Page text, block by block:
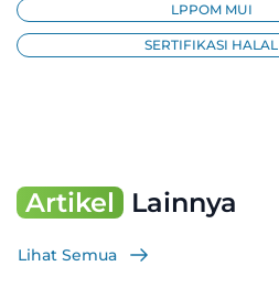
LPPOM MUI
SERTIFIKASI HALAL
Artikel Lainnya
Lihat Semua